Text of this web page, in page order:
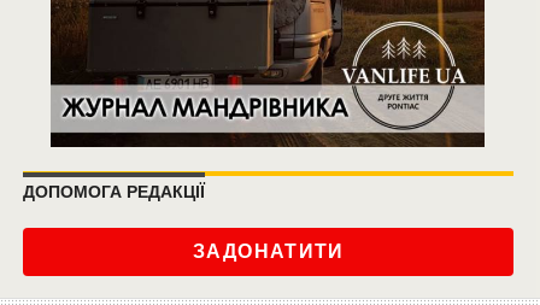
ДОПОМОГА РЕДАКЦІЇ
ЗАДОНАТИТИ